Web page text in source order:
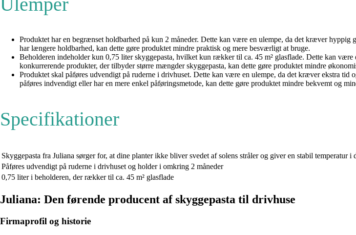
Produktet har en begrænset holdbarhed på kun 2 måneder. Dette kan være en ulempe, da det kræver
har længere holdbarhed, kan dette gøre produktet mindre praktisk og mere besværligt at bruge.
Beholderen indeholder kun 0,75 liter skyggepasta, hvilket kun rækker til ca. 45 m² glasflade. Dette kan
konkurrerende produkter, der tilbyder større mængder skyggepasta, kan dette gøre produktet mindre
Produktet skal påføres udvendigt på ruderne i drivhuset. Dette kan være en ulempe, da det kræver ekstra tid
påføres indvendigt eller har en mere enkel påføringsmetode, kan dette gøre produktet mindre bekvemt og
Specifikationer
Skyggepasta fra Juliana sørger for, at dine planter ikke bliver svedet af solens stråler og giver en stabil temperatur i
Påføres udvendigt på ruderne i drivhuset og holder i omkring 2 måneder
0,75 liter i beholderen, der rækker til ca. 45 m² glasflade
Juliana: Den førende producent af skyggepasta til drivhuse
Firmaprofil og historie